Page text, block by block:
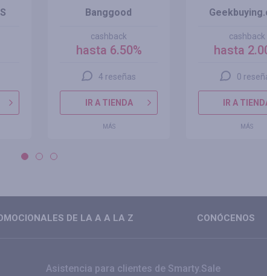
Banggood
cashback
hasta 6.50%
4 reseñas
IR A TIENDA
MÁS
cashback
hasta
0
IR A
MÁS
DE LA A A LA Z CONÓCENOS
Asistencia para clientes de Smarty.Sale